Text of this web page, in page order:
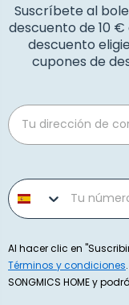
Suscríbete al
descuento de 10
descuento
cupones de
Email
Phone number
Al hacer clic en
Términos y condiciones
SONGMICS HOME y